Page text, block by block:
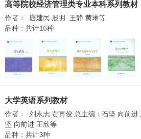
高等院校经济管理类专业本科系列教材
作者： 唐建民 殷羽 王静 黄琳等
品种：共计16种
大学英语系列教材
作者： 刘永志 贾再俊 总主编：石坚 向前
坚 向前进 王欣等
品种：共计3种